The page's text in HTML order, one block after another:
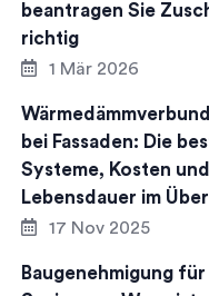
beantragen Sie
richtig
1 Mär 2026
bei Fassaden: Die
Systeme, Kosten und
Lebensdauer im
17 Nov 2025
Baugenehmigung für